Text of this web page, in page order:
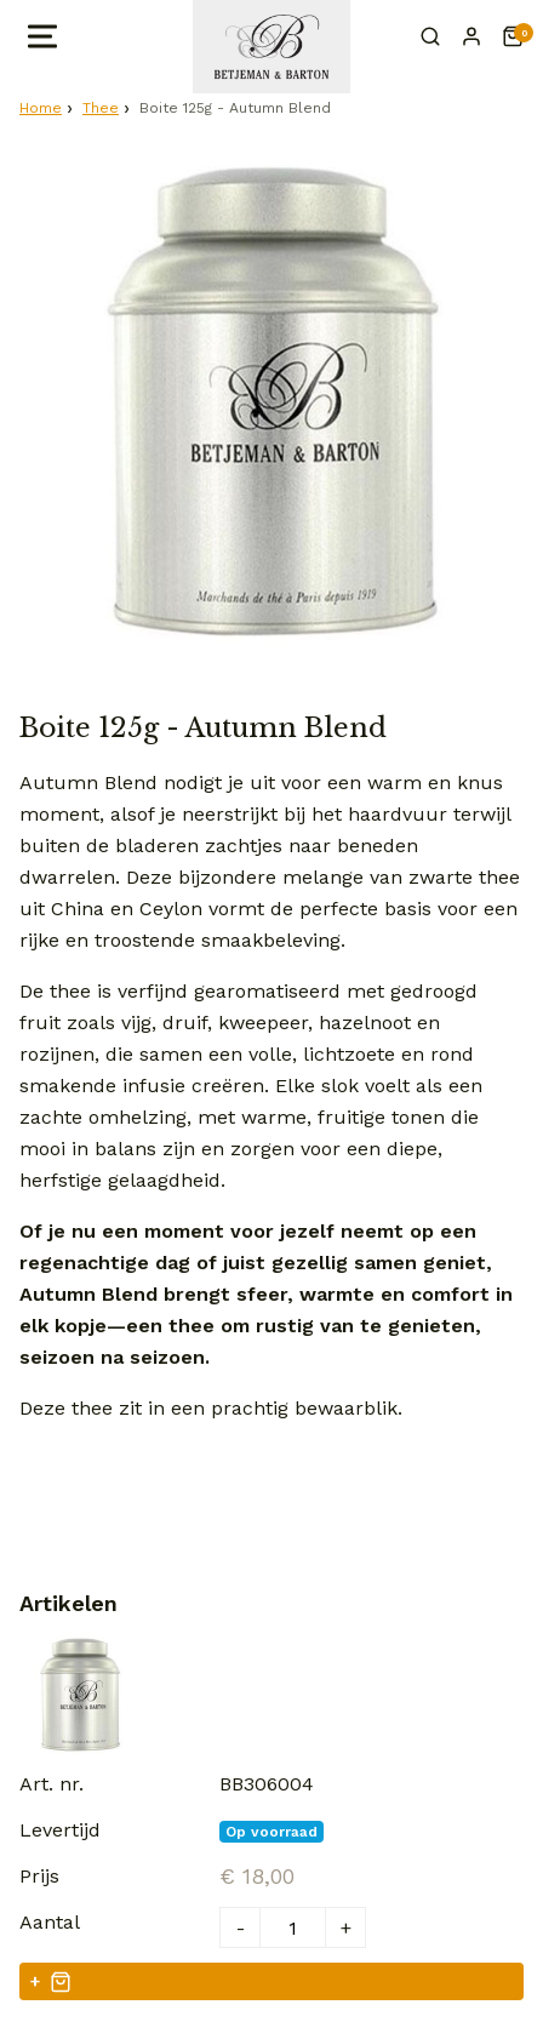
0
Home Thee Boite 125g - Autumn Blend
Boite 125g - Autumn Blend
Autumn Blend nodigt je uit voor een warm en knus
moment, alsof je neerstrijkt bij het haardvuur terwijl
buiten de bladeren zachtjes naar beneden
dwarrelen. Deze bijzondere melange van zwarte thee
uit China en Ceylon vormt de perfecte basis voor een
rijke en troostende smaakbeleving.
De thee is verfijnd gearomatiseerd met gedroogd
fruit zoals vijg, druif, kweepeer, hazelnoot en
rozijnen, die samen een volle, lichtzoete en rond
smakende infusie creëren. Elke slok voelt als een
zachte omhelzing, met warme, fruitige tonen die
mooi in balans zijn en zorgen voor een diepe,
herfstige gelaagdheid.
Of je nu een moment voor jezelf neemt op een
regenachtige dag of juist gezellig samen geniet,
Autumn Blend brengt sfeer, warmte en comfort in
elk kopje—een thee om rustig van te genieten,
seizoen na seizoen.
Deze thee zit in een prachtig bewaarblik.
Artikelen
BB306004
Op voorraad
€ 18,00
- +
+